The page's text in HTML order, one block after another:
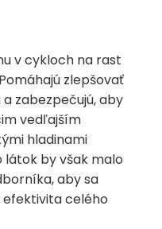
v cykloch na rast
zlepšovať
zabezpečujú, aby
vedľajším
hladinami
látok by však malo
aby sa
celého